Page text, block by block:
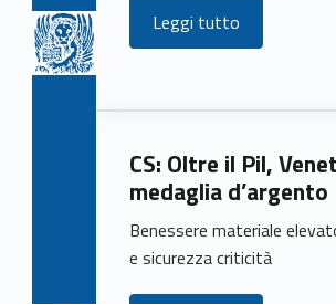
Leggi tutto
CS: Oltre il Pil,
medaglia d’argento
Benessere materiale
e sicurezza criticità